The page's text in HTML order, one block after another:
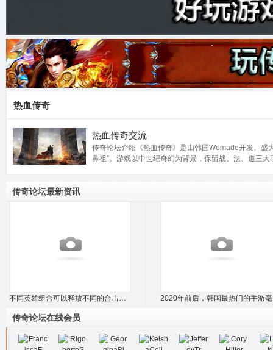
热血传奇
热血传奇交流
传奇论坛介绍《热血传奇》是由韩国Wemade开发、盛
鼻祖”。游戏以中世纪奇幻为背景，保留战、法、道三大
传奇论坛最新资讯
不同英雄组合可以释放不同的合击技能，攻沙
传奇论坛在线会员